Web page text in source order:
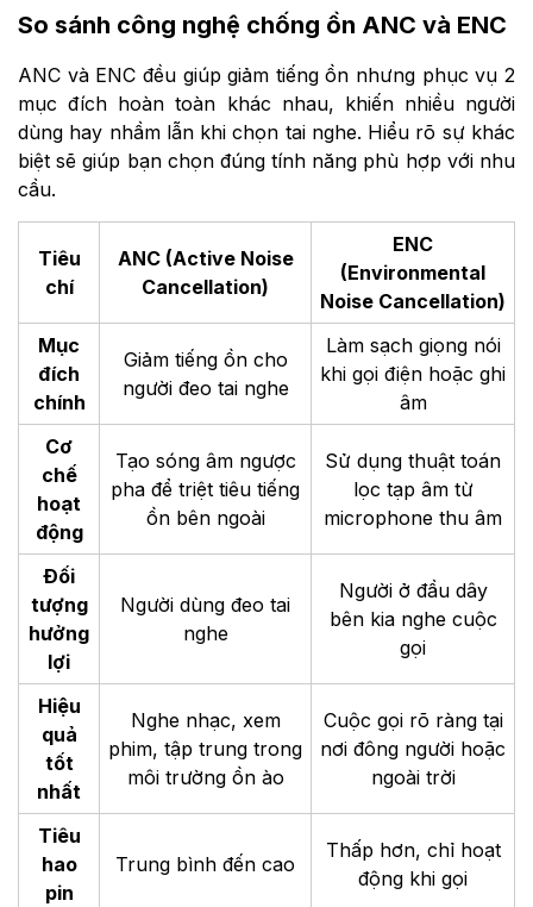
So sánh công nghệ chống ồn ANC và ENC
ANC và ENC đều giúp giảm tiếng ồn nhưng phục vụ 2
mục đích hoàn toàn khác nhau, khiến nhiều người
dùng hay nhầm lẫn khi chọn tai nghe. Hiểu rõ sự khác
biệt sẽ giúp bạn chọn đúng tính năng phù hợp với nhu
cầu.
Tiêu
chí
ANC (Active Noise
Cancellation)
ENC
(Environmental
Noise Cancellation)
Mục
đích
chính
Giảm tiếng ồn cho
người đeo tai nghe
Làm sạch giọng nói
khi gọi điện hoặc ghi
âm
Cơ
chế
hoạt
động
Tạo sóng âm ngược
pha để triệt tiêu tiếng
ồn bên ngoài
Sử dụng thuật toán
lọc tạp âm từ
microphone thu âm
Đối
tượng
hưởng
lợi
Người dùng đeo tai
nghe
Người ở đầu dây
bên kia nghe cuộc
gọi
Hiệu
quả
tốt
nhất
Nghe nhạc, xem
phim, tập trung trong
môi trường ồn ào
Cuộc gọi rõ ràng tại
nơi đông người hoặc
ngoài trời
Tiêu
hao
pin
Trung bình đến cao
Thấp hơn, chỉ hoạt
động khi gọi